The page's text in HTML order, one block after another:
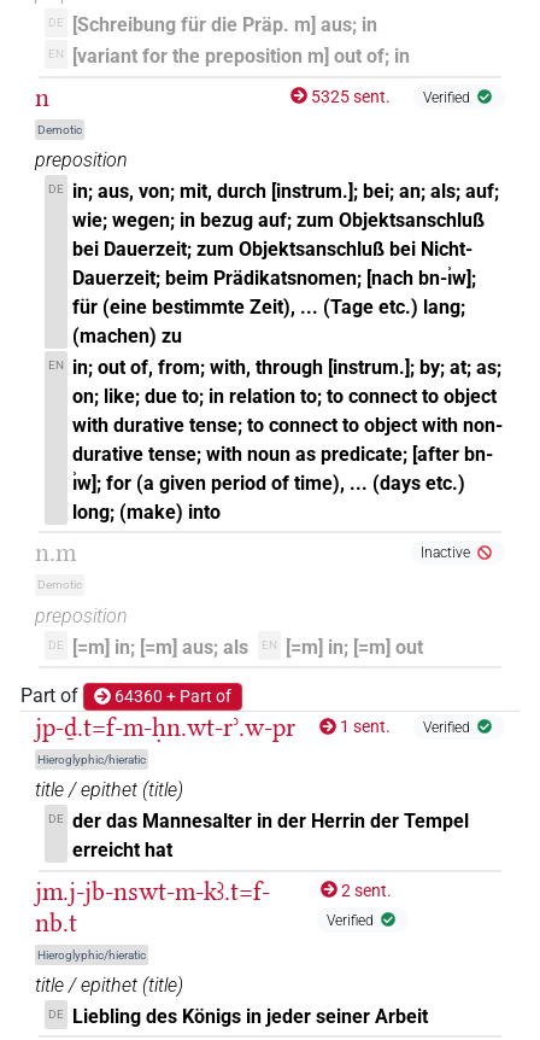
DE [Schreibung für die Präp. m] aus; in
EN [variant for the preposition m] out of; in
n
Demotic
5325 sent. Verified
preposition
DE
in; aus, von; mit, durch [instrum.]; bei; an; als; auf;
wie; wegen; in bezug auf; zum Objektsanschluß
bei Dauerzeit; zum Objektsanschluß bei Nicht-
Dauerzeit; beim Prädikatsnomen; [nach bn-ı͗w];
für (eine bestimmte Zeit), ... (Tage etc.) lang;
(machen) zu
EN
in; out of, from; with, through [instrum.]; by; at; as;
on; like; due to; in relation to; to connect to object
with durative tense; to connect to object with non-
durative tense; with noun as predicate; [after bn-
ı͗w]; for (a given period of time), ... (days etc.)
long; (make) into
n.m
Demotic
Inactive
preposition
DE [=m] in; [=m] aus; als EN [=m] in; [=m] out
Part of 64360 + Part of
jp-ḏ.t=f-m-ḥn.wt-rʾ.w-pr
Hieroglyphic/hieratic
1 sent. Verified
title / epithet (title)
DE der das Mannesalter in der Herrin der Tempel
erreicht hat
jm.j-jb-nswt-m-kꜣ.t=f-
nb.t
Hieroglyphic/hieratic
2 sent.
Verified
title / epithet (title)
DE Liebling des Königs in jeder seiner Arbeit